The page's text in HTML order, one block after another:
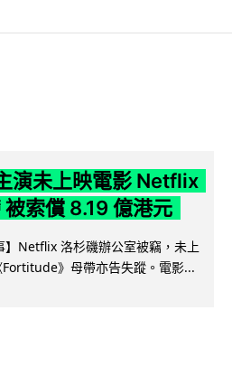
演未上映電影 Netflix
索償 8.19 億港元
】Netflix 洛杉磯辦公室被竊，未上
》母帶亦告失蹤。電影...